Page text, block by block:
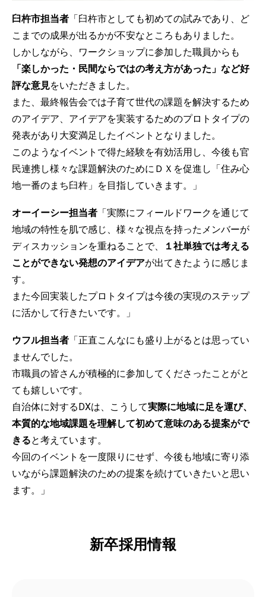
臼杵市担当者 「臼杵市としても初めての試みであり、ど
こまでの成果が出るかが不安なところもありました。
しかしながら、ワークショップに参加した職員からも
「楽しかった・民間ならではの考え方があった」など好
評な意見をいただきました。
また、最終報告会では子育て世代の課題を解決するため
のアイデア、アイデアを実装するためのプロトタイプの
発表があり大変満足したイベントとなりました。
このようなイベントで得た経験を有効活用し、今後も官
民連携し様々な課題解決のためにＤＸを促進し「住み心
地一番のまち臼杵」を目指していきます。」
オーイーシー担当者 「実際にフィールドワークを通じて
地域の特性を肌で感じ、様々な視点を持ったメンバーが
ディスカッションを重ねることで、
１社単独では考える
ことができない発想のアイデアが出てきたように感じま
す。
また今回実装したプロトタイプは今後の実現のステップ
に活かして行きたいです。」
ウフル担当者 「正直こんなにも盛り上がるとは思ってい
ませんでした。
市職員の皆さんが積極的に参加してくださったことがと
ても嬉しいです。
自治体に対するDXは、こうして実際に地域に足を運び、
本質的な地域課題を理解して初めて意味のある提案がで
きると考えています。
今回のイベントを一度限りにせず、今後も地域に寄り添
いながら課題解決のための提案を続けていきたいと思い
ます。」
新卒採用情報